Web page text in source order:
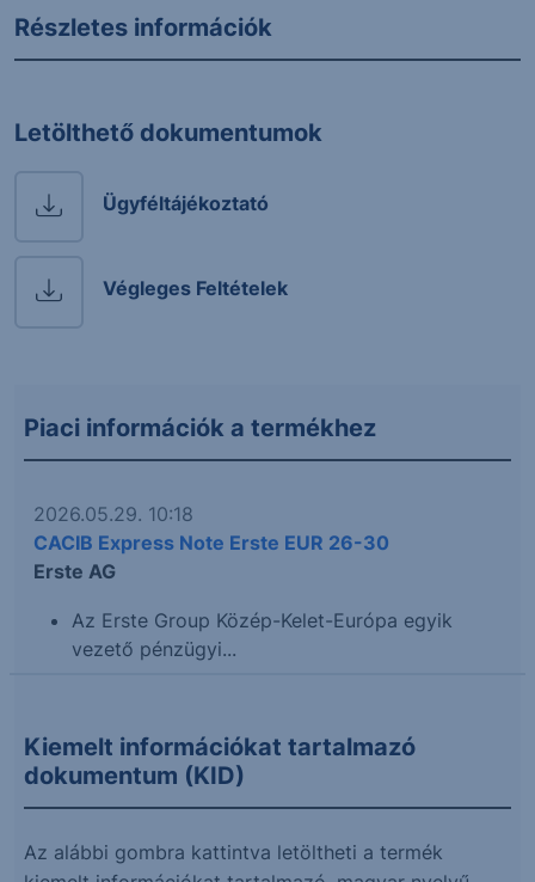
Részletes információk
Letölthető dokumentumok
Ügyféltájékoztató
Végleges Feltételek
Piaci információk a termékhez
2026.05.29. 10:18
CACIB Express Note Erste EUR 26-30
Erste AG
Az Erste Group Közép-Kelet-Európa egyik
vezető pénzügyi...
Kiemelt információkat tartalmazó
dokumentum (KID)
Az alábbi gombra kattintva letöltheti a termék